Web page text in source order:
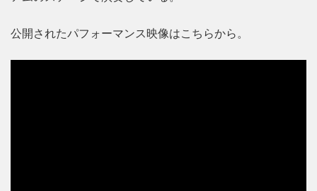
公開されたパフォーマンス映像はこちらから。